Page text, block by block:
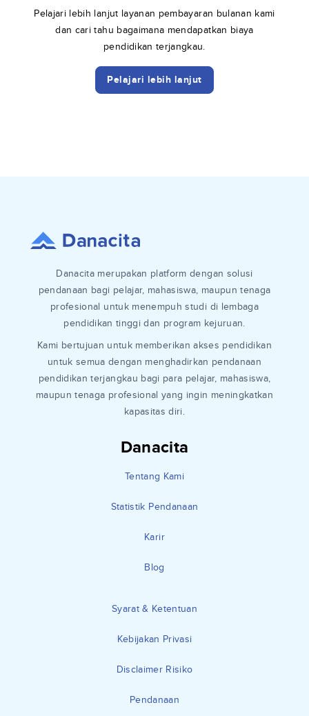
Pelajari lebih lanjut layanan pembayaran bulanan kami
dan cari tahu bagaimana mendapatkan biaya
pendidikan terjangkau.
Pelajari lebih lanjut
Danacita
Tentang Kami
Statistik Pendanaan
Karir
Blog
Syarat & Ketentuan
Kebijakan Privasi
Disclaimer Risiko
Pendanaan
Danacita merupakan platform dengan solusi
pendanaan bagi pelajar, mahasiswa, maupun tenaga
profesional untuk menempuh studi di lembaga
pendidikan tinggi dan program kejuruan.
Kami bertujuan untuk memberikan akses pendidikan
untuk semua dengan menghadirkan pendanaan
pendidikan terjangkau bagi para pelajar, mahasiswa,
maupun tenaga profesional yang ingin meningkatkan
kapasitas diri.